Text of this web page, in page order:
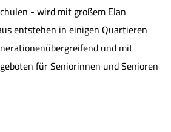
- wird mit großem Elan
entstehen in einigen Quartieren
und mit
für Seniorinnen und Senioren